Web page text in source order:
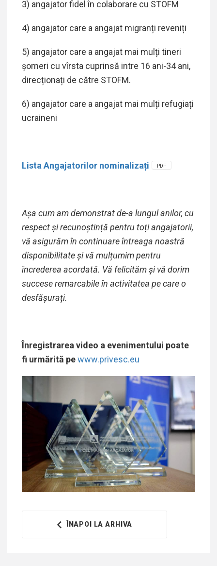
3) angajator fidel în colaborare cu STOFM
4) angajator care a angajat migranți reveniți
5) angajator care a angajat mai mulți tineri
șomeri cu vîrsta cuprinsă intre 16 ani-34 ani,
direcționați de către STOFM.
6) angajator care a angajat mai mulți refugiați
ucraineni
Lista Angajatorilor nominalizați PDF
Așa cum am demonstrat de-a lungul anilor, cu
respect și recunoștință pentru toți angajatorii,
vă asigurăm în continuare întreaga noastră
disponibilitate și vă mulțumim pentru
încrederea acordată. Vă felicităm și vă dorim
succese remarcabile în activitatea pe care o
desfășurați.
Înregistrarea video a evenimentului poate
fi urmărită pewww.privesc.eu
ÎNAPOI LA ARHIVA